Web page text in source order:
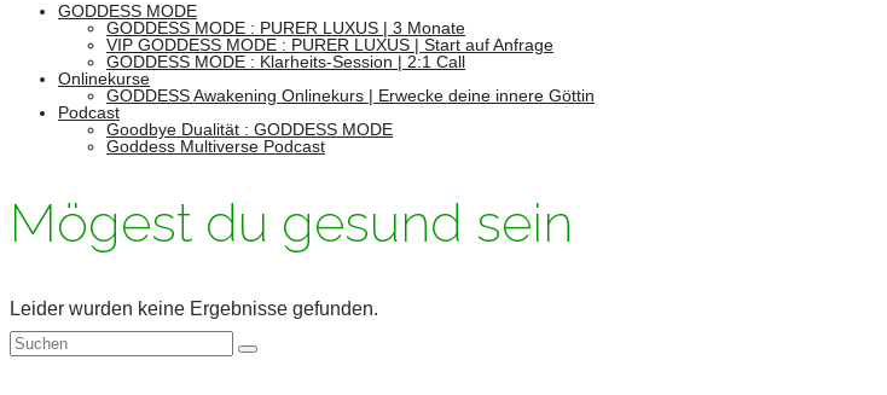
GODDESS MODE
GODDESS MODE : PURER LUXUS | 3 Monate
VIP GODDESS MODE : PURER LUXUS | Start auf Anfrage
GODDESS MODE : Klarheits-Session | 2:1 Call
Onlinekurse
GODDESS Awakening Onlinekurs | Erwecke deine innere Göttin
Podcast
Goodbye Dualität : GODDESS MODE
Goddess Multiverse Podcast
Mögest du gesund sein
Leider wurden keine Ergebnisse gefunden.
Suchen